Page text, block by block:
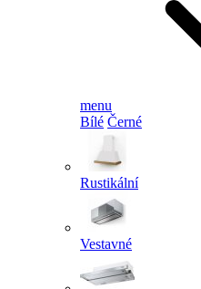
menu
Bílé Černé
Rustikální
Vestavné